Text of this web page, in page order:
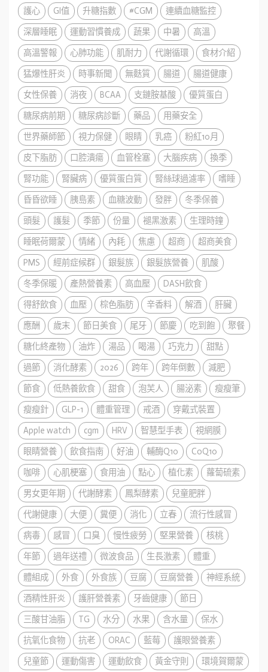
護心 GI值 升糖指數 #CGM
連續血糖監控
深層睡眠
運動習慣養成 蔬果 中暑
高溫
高溫警報
心肺功能 肌耐力 代謝循環
食材介紹
猛爆性肝炎
時事新聞 無麩質 腸道
腸道健康
女性保養
消夜 BCAA 支鏈胺基酸
優質蛋白
糖尿病前期
糖尿病診斷 藥品
用藥安全
世界藥師節
視力保健 眼睛 乳癌
粉紅10月
皮下脂肪
口腔潰瘍 血管栓塞 大腦疾病
換季
腎功能
腎臟病 優質蛋白質 腎絲球過濾率
嗜睡
昏昏欲睡
胰島素 血糖波動 發胖
冬季保養
頭髮
護髮 季節 份量 褪黑激素
生理時鐘
睡眠荷爾蒙
情緒 內耗 焦慮 超商
超商美食
PMS
經前症候群 銀髮族 銀髮族營養
肌酸
冬季保暖
產熱營養素 高血壓
DASH飲食
得舒飲食
血壓 棕色脂肪 辛香料 解酒
肝臟
應酬
歲末 節日美食 尾牙 節慶 吃到飽
聚餐
糖化終產物
油炸 湯品 喝湯 巧克力
甜點
過節
消化酵素 2026 跨年 跨年倒數
減肥
節食
低熱養飲食 甜食 泡芙人 腸泌素
瘦瘦筆
瘦瘦針
GLP-1 體重管理 戒酒
穿戴式裝置
Apple watch
cgm HRV 智慧型手表
視網膜
眼睛營養
飲食指南 好油 輔酶Q10
CoQ10
咖啡
心肌梗塞 食用油 點心 植化素
蘿蔔硫素
男女更年期
代謝酵素 鳳梨酵素
兒童肥胖
代謝健康
大便 糞便 消化 立春
流行性感冒
病毒
感冒 口臭 慢性疲勞 堅果營養
核桃
年節
過年送禮 微波食品 生長激素
體重
體組成
外食 外食族 豆腐 豆腐營養
神經系統
酒精性肝炎
護肝營養素 牙齒健康
節日
三酸甘油脂
TG 水分 水果 含水量
保水
抗氧化食物
抗老 ORAC 藍莓
護眼營養素
兒童節
運動傷害 運動飲食 黃金守則
環境賀爾蒙